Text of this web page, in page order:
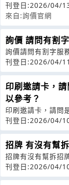
寫本，請用手機號
刊登日:2026/04/
來自:詢價官網
詢價 請問有割
詢價請問有割字服
刊登日:2026/04/11
印刷邀請卡，
以參考？
印刷邀請卡，請問
刊登日:2026/04/
招牌 有沒有幫
招牌有沒有幫拆招
刊登日:2026/04/